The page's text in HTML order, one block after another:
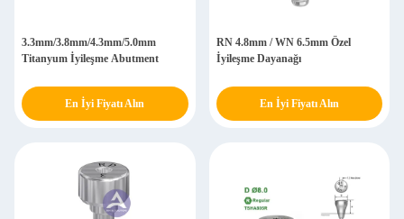
3.3mm/3.8mm/4.3mm/5.0mm
Titanyum İyileşme Abutment
En İyi Fiyatı Alın
RN 4.8mm / WN 6.5mm Özel
İyileşme Dayanağı
En İyi Fiyatı Alın